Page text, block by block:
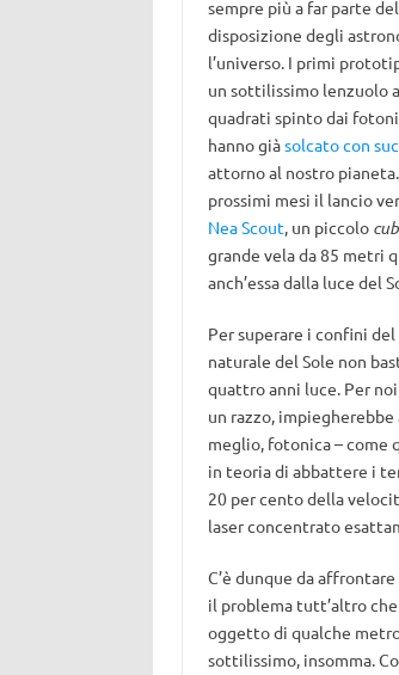
sempre più a far parte
disposizione degli
l’universo. I primi
un sottilissimo lenzuolo
quadrati spinto dai
hanno giàsolcato con
attorno al nostro
prossimi mesi il lancio
Nea Scout, un piccolo
grande vela da 85 metri
anch’essa dalla luce del
Per superare i confini
naturale del Sole non
quattro anni luce. Per
un razzo,
meglio, fotonica – come
in teoria di abbattere i
20 per cento della
laser concentrato
C’è dunque da
il problema tutt’altro
oggetto di qualche
sottilissimo, insomma.